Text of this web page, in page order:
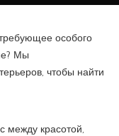
особого
Мы
чтобы найти
между красотой,